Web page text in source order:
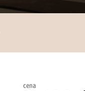
cena